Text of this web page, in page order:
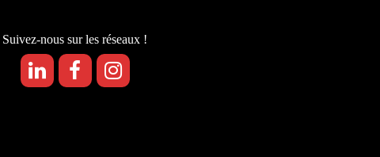
Suivez-nous sur les réseaux !